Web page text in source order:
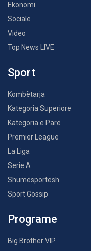
Ekonomi
Sociale
Video
Top News LIVE
Sport
Kombëtarja
Kategoria Superiore
Kategoria e Parë
Premier League
La Liga
Serie A
Shumësportësh
Sport Gossip
Programe
Big Brother VIP